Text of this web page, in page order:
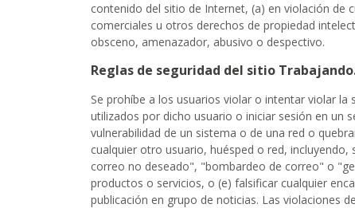
contenido del sitio de Internet, (a) en violación de
comerciales u otros derechos de propiedad
obsceno, amenazador, abusivo o despectivo.
Reglas de seguridad del sitio
Se prohíbe a los usuarios violar o intentar violar
utilizados por dicho usuario o iniciar sesión en un
vulnerabilidad de un sistema o de una red o
cualquier otro usuario, huésped o red,
correo no deseado", "bombardeo de correo" o
productos o servicios, o (e) falsificar cualquier
publicación en grupo de noticias. Las violaciones